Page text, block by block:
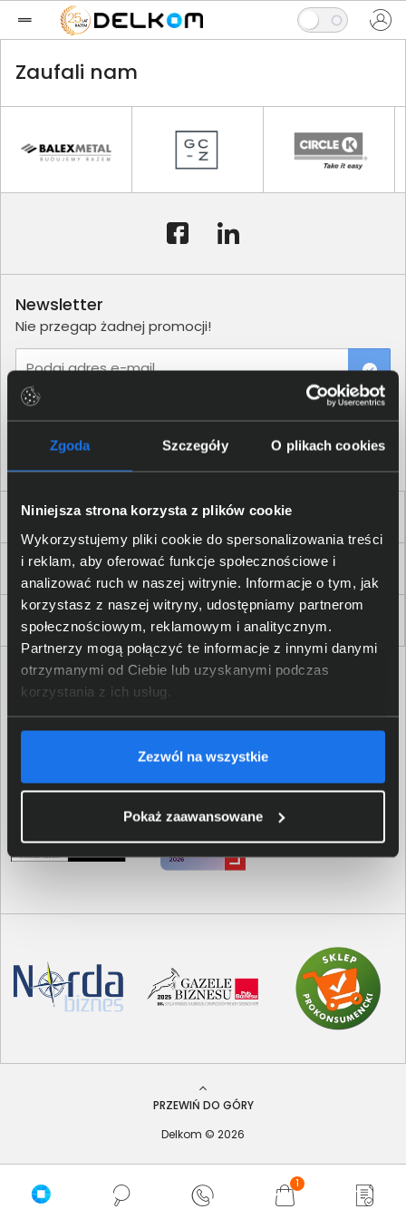
Zgoda Szczegóły O plikach cookies
Niniejsza strona korzysta z plików cookie
Wykorzystujemy pliki cookie do spersonalizowania treści
i reklam, aby oferować funkcje społecznościowe i
analizować ruch w naszej witrynie. Informacje o tym, jak
korzystasz z naszej witryny, udostępniamy partnerom
społecznościowym, reklamowym i analitycznym.
Partnerzy mogą połączyć te informacje z innymi danymi
otrzymanymi od Ciebie lub uzyskanymi podczas
korzystania z ich usług.
Zezwól na wszystkie
Pokaż zaawansowane
1
Zaufali nam
Dla Firm i Instytucji
Zakupy
Delkom 2000
Newsletter
Nie przegap żadnej promocji!
Podaj adres e-mail
PRZEWIŃ DO GÓRY
Delkom © 2026